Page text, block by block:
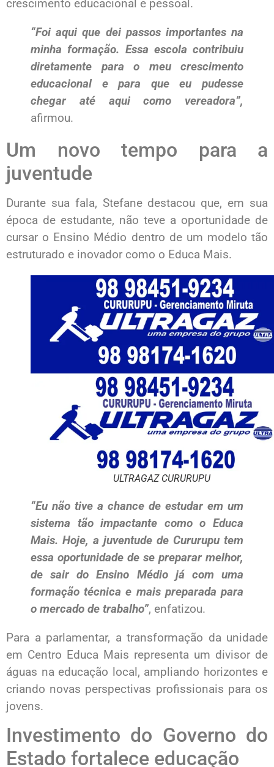
crescimento educacional e pessoal.
“Foi aqui que dei passos importantes na
minha formação. Essa escola contribuiu
diretamente para o meu crescimento
educacional e para que eu pudesse
chegar até aqui como vereadora”,
afirmou.
Um novo tempo para a
juventude
Durante sua fala, Stefane destacou que, em sua
época de estudante, não teve a oportunidade de
cursar o Ensino Médio dentro de um modelo tão
estruturado e inovador como o Educa Mais.
ULTRAGAZ CURURUPU
“Eu não tive a chance de estudar em um
sistema tão impactante como o Educa
Mais. Hoje, a juventude de Cururupu tem
essa oportunidade de se preparar melhor,
de sair do Ensino Médio já com uma
formação técnica e mais preparada para
o mercado de trabalho”, enfatizou.
Para a parlamentar, a transformação da unidade
em Centro Educa Mais representa um divisor de
águas na educação local, ampliando horizontes e
criando novas perspectivas profissionais para os
jovens.
Investimento do Governo do
Estado fortalece educação